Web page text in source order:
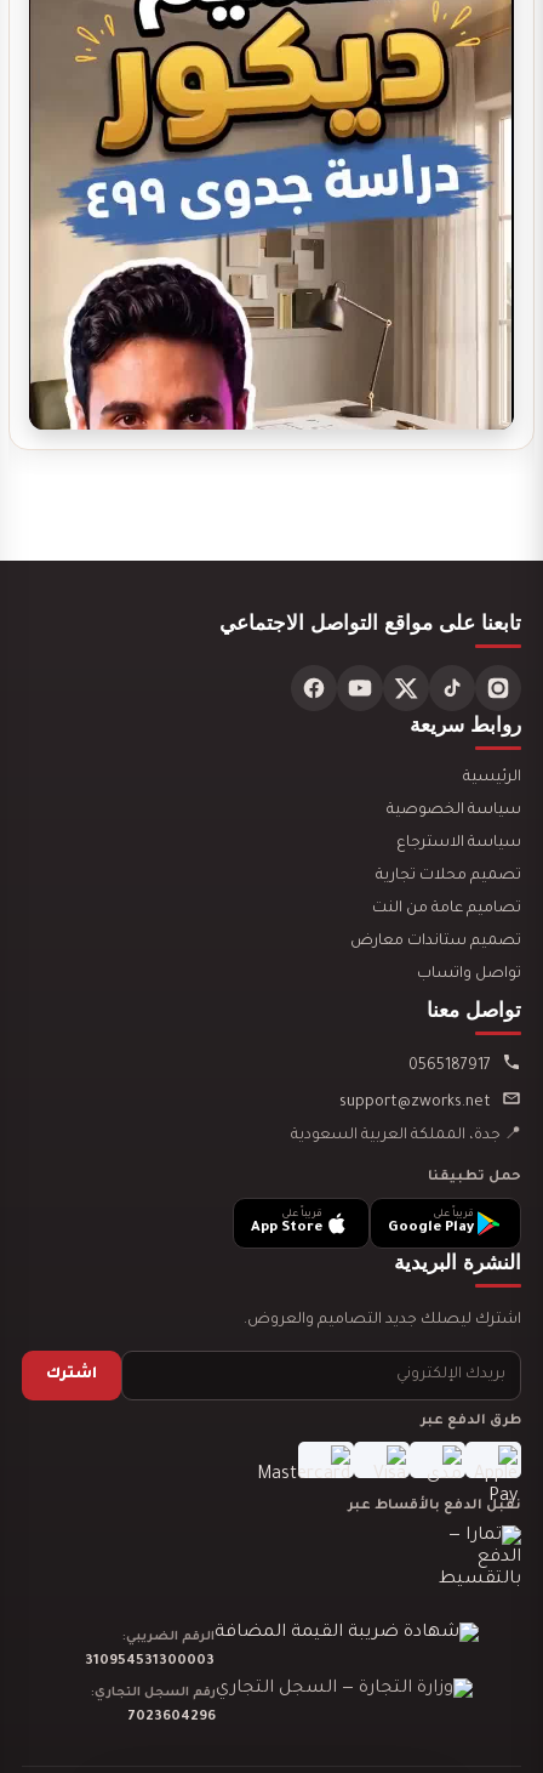
تصميم ديكور مطعم فاخر 2024
تصميم ديكور محل تزيين نسائي
تصميم ديكور محل ذهب والماس و مجوهرات
تصميم ديكور سوبرماركت روعة
تصميم ديكور صالة بولنج
تصميم ديكور مخابز و افران
تصميم ديكور مطعم شاورما
تابعنا على مواقع التواصل الاجتماعي
روابط سريعة
الرئيسية
سياسة الخصوصية
سياسة الاسترجاع
تصميم محلات تجارية
تصاميم عامة من النت
تصميم ستاندات معارض
تواصل واتساب
تواصل معنا
📍 جدة، المملكة العربية السعودية
حمل تطبيقنا
قريباً على
Google Play
قريباً على
App Store
النشرة البريدية
اشترك ليصلك جديد التصاميم والعروض.
اشترك
طرق الدفع عبر
نقبل الدفع بالأقساط عبر
الرقم الضريبي:
310954531300003
رقم السجل التجاري:
7023604296